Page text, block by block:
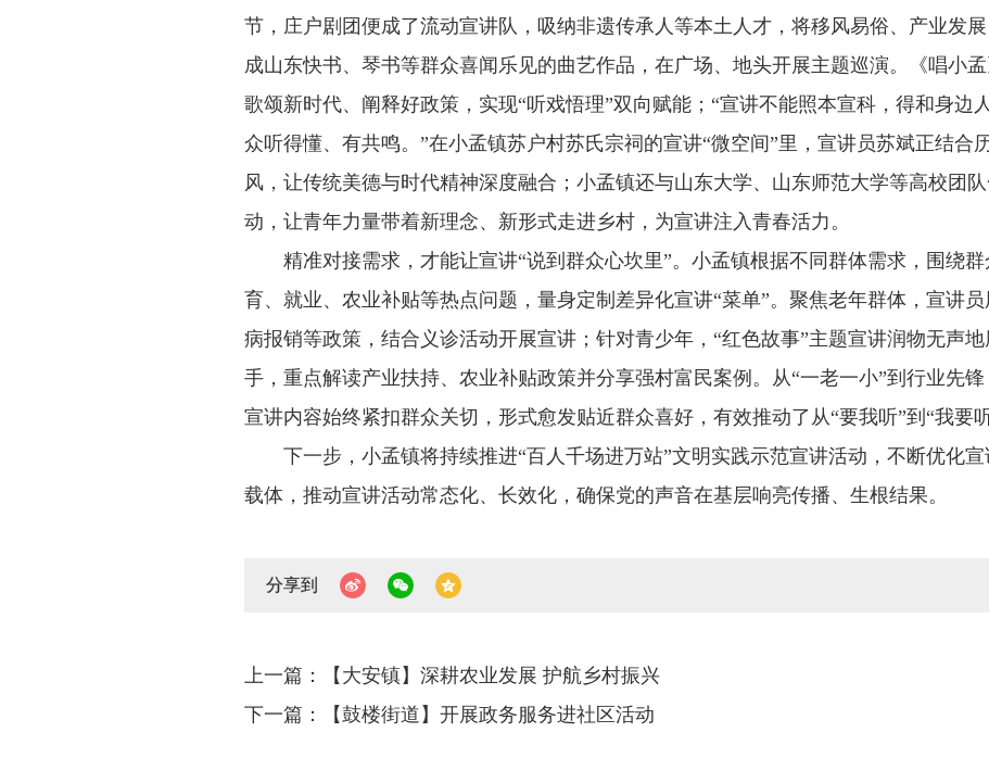
节，庄户剧团便成了流动宣讲队，吸纳非遗传承人等本土人才，将移风易俗、产业发
成山东快书、琴书等群众喜闻乐见的曲艺作品，在广场、地头开展主题巡演。《唱小
歌颂新时代、阐释好政策，实现“听戏悟理”双向赋能；“宣讲不能照本宣科，得和身边
众听得懂、有共鸣。”在小孟镇苏户村苏氏宗祠的宣讲“微空间”里，宣讲员苏斌正结合
风，让传统美德与时代精神深度融合；小孟镇还与山东大学、山东师范大学等高校团
动，让青年力量带着新理念、新形式走进乡村，为宣讲注入青春活力。
精准对接需求，才能让宣讲“说到群众心坎里”。小孟镇根据不同群体需求，围绕
育、就业、农业补贴等热点问题，量身定制差异化宣讲“菜单”。聚焦老年群体，宣讲
病报销等政策，结合义诊活动开展宣讲；针对青少年，“红色故事”主题宣讲润物无声
手，重点解读产业扶持、农业补贴政策并分享强村富民案例。从“一老一小”到行业先锋
宣讲内容始终紧扣群众关切，形式愈发贴近群众喜好，有效推动了从“要我听”到“我要
下一步，小孟镇将持续推进“百人千场进万站”文明实践示范宣讲活动，不断优化
载体，推动宣讲活动常态化、长效化，确保党的声音在基层响亮传播、生根结果。
分享到
上一篇：【大安镇】深耕农业发展 护航乡村振兴
下一篇：【鼓楼街道】开展政务服务进社区活动